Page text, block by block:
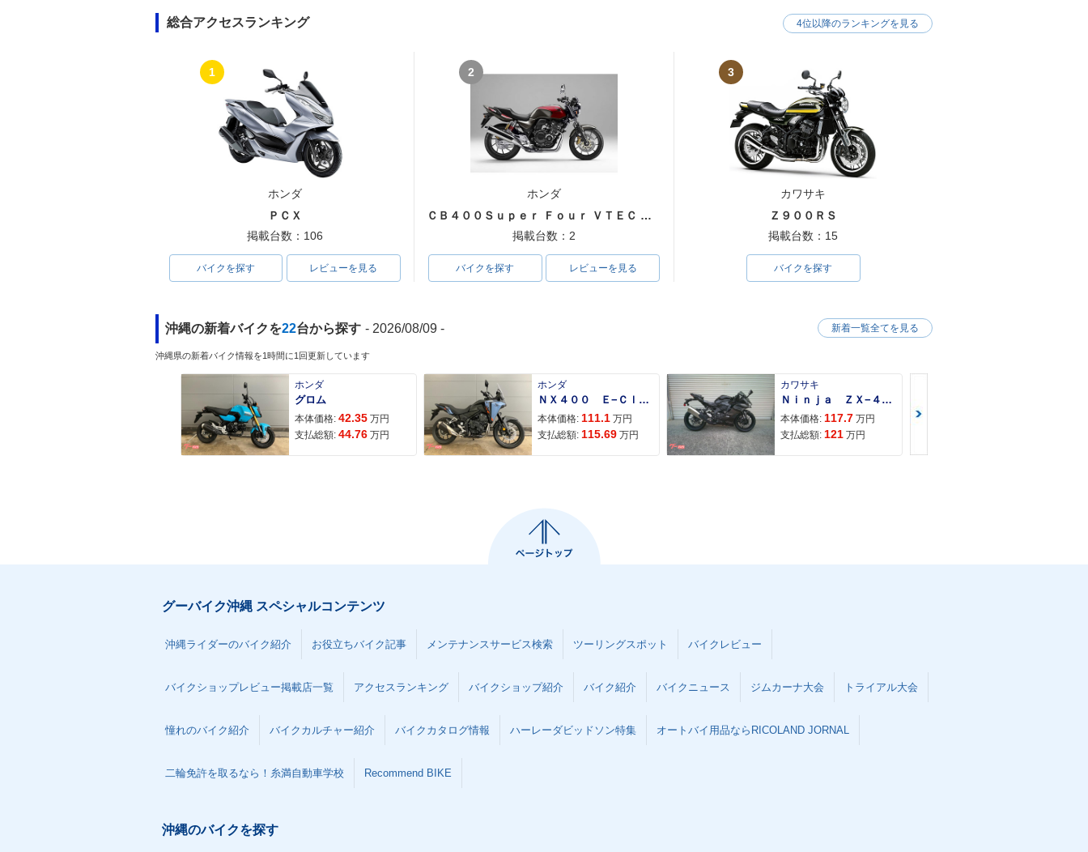
総合アクセスランキング
1
ホンダ
ＰＣＸ
掲載台数：106
バイクを探す レビューを見る
2
ホンダ
ＣＢ４００Ｓｕｐｅｒ Ｆｏｕｒ ＶＴＥＣ ＳＰＥＣ３
掲載台数：2
バイクを探す レビューを見る
3
カワサキ
Ｚ９００ＲＳ
掲載台数：15
バイクを探す
4位以降のランキングを見る
沖縄の新着バイクを22台から探す - 2026/08/09 -
沖縄県の新着バイク情報を1時間に1回更新しています
ホンダ
グロム
本体価格: 42.35 万円
支払総額: 44.76 万円
ホンダ
ＮＸ４００ Ｅ−Ｃｌｕｔｃｈ
本体価格: 111.1 万円
支払総額: 115.69 万円
カワサキ
Ｎｉｎｊａ ＺＸ−４Ｒ ＳＥ
本体価格: 117.7 万円
支払総額: 121 万円
新着一覧全てを見る
グーバイク沖縄 スペシャルコンテンツ
沖縄ライダーのバイク紹介 お役立ちバイク記事 メンテナンスサービス検索 ツーリングスポット バイクレビュー
バイクショップレビュー掲載店一覧 アクセスランキング バイクショップ紹介 バイク紹介 バイクニュース ジムカーナ大会 トライアル大会
憧れのバイク紹介 バイクカルチャー紹介 バイクカタログ情報 ハーレーダビッドソン特集 オートバイ用品ならRICOLAND JORNAL
二輪免許を取るなら！糸満自動車学校 Recommend BIKE
沖縄のバイクを探す